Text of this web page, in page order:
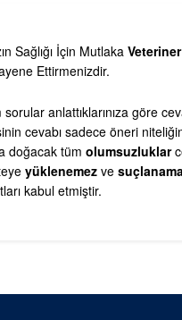
Sağlığı İçin Mutlaka Veteriner
Ettirmenizdir.
sorular anlattıklarınıza göre
cevabı sadece öneri
doğacak tüm olumsuzluklar
yüklenemez ve
kabul etmiştir.